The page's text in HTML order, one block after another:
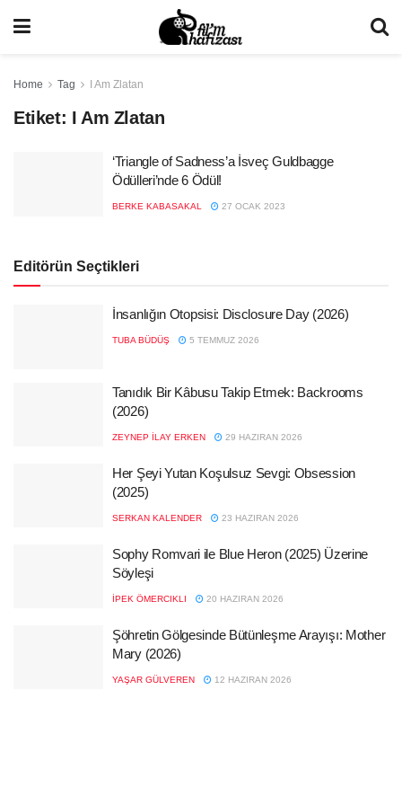
Home Tag I Am Zlatan
Etiket: I Am Zlatan
‘Triangle of Sadness’a İsveç Guldbagge
Ödülleri’nde 6 Ödül!
BERKE KABASAKAL 27 OCAK 2023
Editörün Seçtikleri
İnsanlığın Otopsisi: Disclosure Day (2026)
TUBA BÜDÜŞ 5 TEMMUZ 2026
Tanıdık Bir Kâbusu Takip Etmek: Backrooms
(2026)
ZEYNEP İLAY ERKEN 29 HAZIRAN 2026
Her Şeyi Yutan Koşulsuz Sevgi: Obsession
(2025)
SERKAN KALENDER 23 HAZIRAN 2026
Sophy Romvari ile Blue Heron (2025) Üzerine
Söyleşi
İPEK ÖMERCIKLI 20 HAZIRAN 2026
Şöhretin Gölgesinde Bütünleşme Arayışı: Mother
Mary (2026)
YAŞAR GÜLVEREN 12 HAZIRAN 2026